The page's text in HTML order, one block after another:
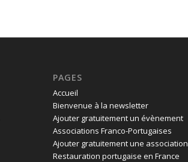
PAGES
Accueil
Bienvenue à la newsletter
Ajouter gratuitement un évènement
Associations Franco-Portugaises
Ajouter gratuitement une association
Restauration portugaise en France